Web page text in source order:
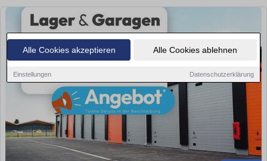
Alle Cookies akzeptieren Alle Cookies ablehnen
Einstellungen Datenschutzerklärung